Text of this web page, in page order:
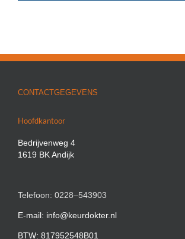
CONTACTGEGEVENS
Hoofdkantoor
Bedrijvenweg 4
1619 BK Andijk
Telefoon: 0228–543903
E-mail: info@keurdokter.nl
BTW: 817952548B01